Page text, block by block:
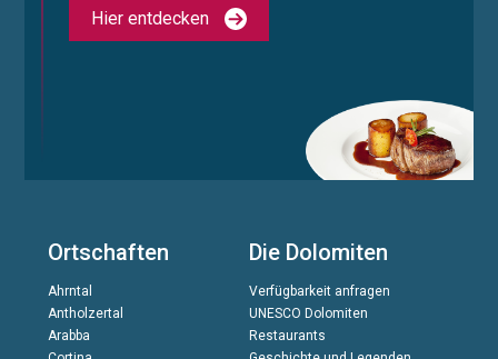
Hier entdecken
Ortschaften
Ahrntal
Antholzertal
Arabba
Die Dolomiten
Verfügbarkeit anfragen
UNESCO Dolomiten
Restaurants